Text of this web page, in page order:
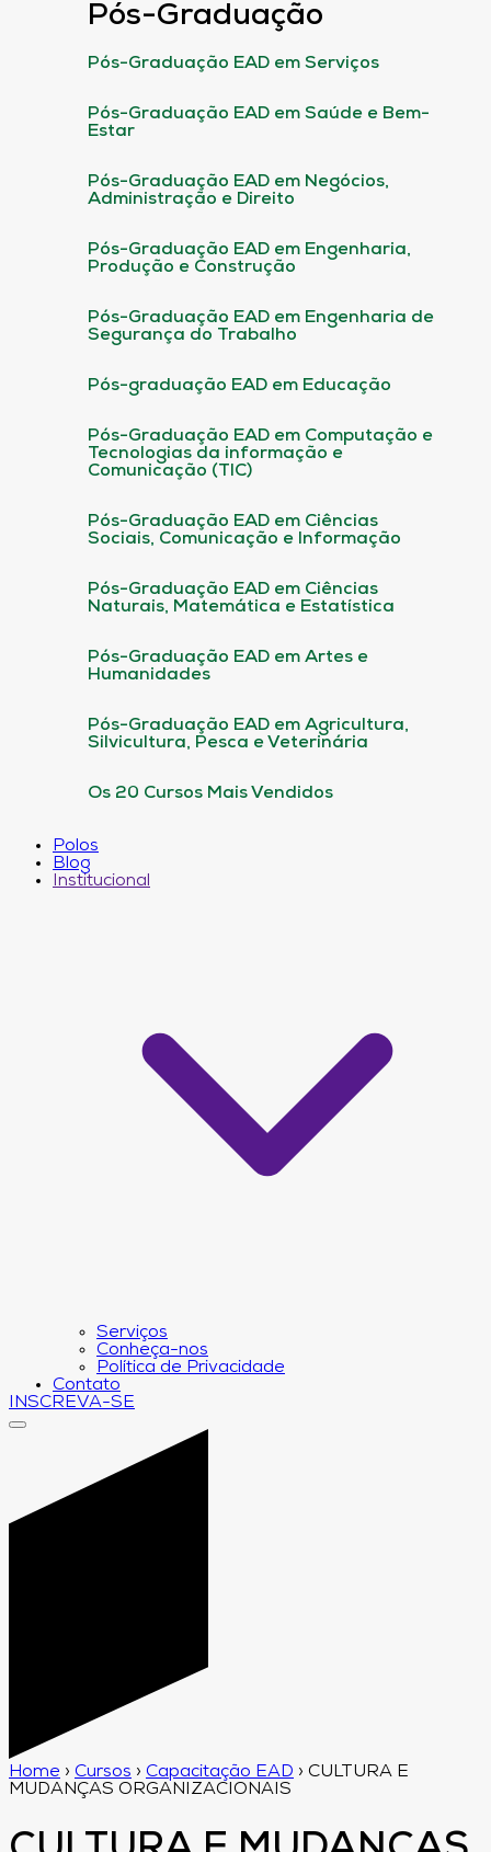
Pós-Graduação
Pós-Graduação EAD em Serviços
Pós-Graduação EAD em Saúde e Bem-
Estar
Pós-Graduação EAD em Negócios,
Administração e Direito
Pós-Graduação EAD em Engenharia,
Produção e Construção
Pós-Graduação EAD em Engenharia de
Segurança do Trabalho
Pós-graduação EAD em Educação
Pós-Graduação EAD em Computação e
Tecnologias da informação e
Comunicação (TIC)
Pós-Graduação EAD em Ciências
Sociais, Comunicação e Informação
Pós-Graduação EAD em Ciências
Naturais, Matemática e Estatística
Pós-Graduação EAD em Artes e
Humanidades
Pós-Graduação EAD em Agricultura,
Silvicultura, Pesca e Veterinária
Os 20 Cursos Mais Vendidos
Polos
Blog
Institucional
Serviços
Conheça-nos
Política de Privacidade
Contato
INSCREVA-SE
Home › Cursos › Capacitação EAD › CULTURA E
MUDANÇAS ORGANIZACIONAIS